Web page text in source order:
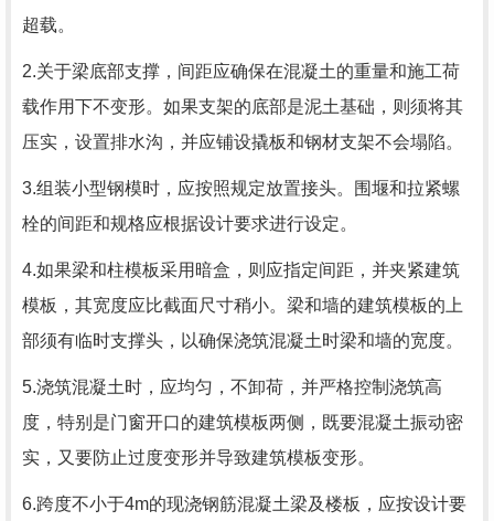
超载。
2.关于梁底部支撑，间距应确保在混凝土的重量和施工荷
载作用下不变形。如果支架的底部是泥土基础，则须将其
压实，设置排水沟，并应铺设撬板和钢材支架不会塌陷。
3.组装小型钢模时，应按照规定放置接头。围堰和拉紧螺
栓的间距和规格应根据设计要求进行设定。
4.如果梁和柱模板采用暗盒，则应指定间距，并夹紧建筑
模板，其宽度应比截面尺寸稍小。梁和墙的建筑模板的上
部须有临时支撑头，以确保浇筑混凝土时梁和墙的宽度。
5.浇筑混凝土时，应均匀，不卸荷，并严格控制浇筑高
度，特别是门窗开口的建筑模板两侧，既要混凝土振动密
实，又要防止过度变形并导致建筑模板变形。
6.跨度不小于4m的现浇钢筋混凝土梁及楼板，应按设计要